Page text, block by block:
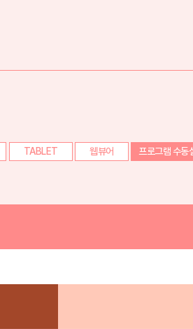
TABLET 웹뷰어 프로그램 수동